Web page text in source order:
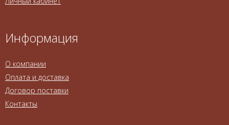
Информация
О компании
Оплата и доставка
Договор поставки
Контакты